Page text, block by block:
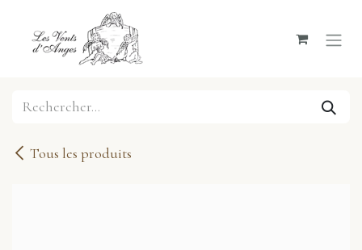
Se rendre au contenu
Tous les produits